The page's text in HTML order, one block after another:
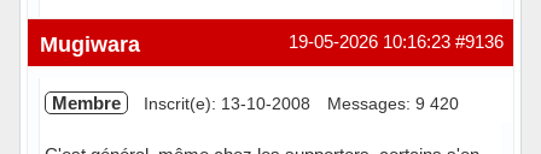
En ligne #9136
19-05-2026 10:16:23
Mugiwara
Membre Inscrit(e): 13-10-2008 Messages: 9 420